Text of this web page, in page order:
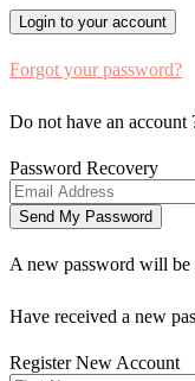
Forgot your password?
Do not have an account
Password Recovery
A new password will be
Have received a new
Register New Account